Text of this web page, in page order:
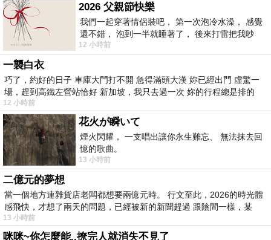
2026 父親節快樂
我們一起穿著情侶裝吧， 第一次泡冷水澡， 感覺
還不錯， 泡到一半就睡著了， 後來打雷把我吵
醒， 手
12 小時前
一襲白衣
巧了，約好的日子 車庫大門打不開 急得滿頭大漢 妳已經出門 虛驚一
場，趕到高鐵左營站恰好 新加坡，我只去過一次 妳的行程總是排的
12 小時前
花火が瞬いて
煙火閃耀， 一支唱出讓你永生難忘、 無法抹去回
憶的歌曲。
13 小時前
二億元的夢想
當一個地方連雜貨店老闆都想要兩億元時。 行文至此，2026的時光體
感飛快，才想了兩天的問題，已經被新的新聞趕過 跟陰間一樣，某
13 小時前
咪咪~你怎麼能..撩完人就消失不見了